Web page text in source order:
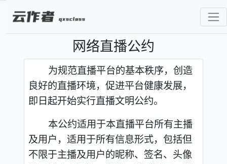
网络直播公约
为规范直播平台的基本秩序，创造
良好的直播环境，促进平台健康发展，
即日起开始实行直播文明公约。
本公约适用于本直播平台所有主播
及用户，适用于所有信息形式，包括但
不限于主播及用户的昵称、签名、头像